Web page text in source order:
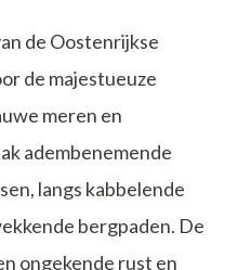
de Oostenrijkse
de majestueuze
meren en
adembenemende
langs kabbelende
bergpaden. De
ongekende rust en